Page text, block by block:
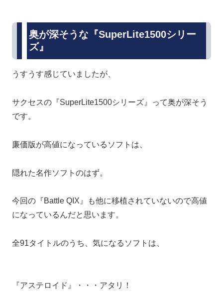
奥が深そうな『SuperLite1500シリー
ズ』
うすうす感じていましたが、
サクセスの『SuperLite1500シリーズ』って奥が深そう
です。
廉価版が高値になっているソフトは、
隠れた名作ソフトのはず。
今回の『Battle QIX』も他に移植されていないので高値
になっているんだと思います。
全91タイトルのうち、気になるソフトは、
『アステロイド』・・・アタリ！